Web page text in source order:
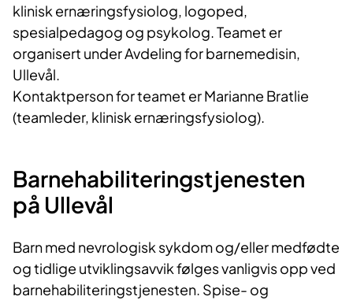
klinisk ernæringsfysiolog, logoped,
spesialpedagog og psykolog. Teamet er
organisert under Avdeling for barnemedisin,
Ullevål.
Kontaktperson for teamet er Marianne Bratlie
(teamleder, klinisk ernæringsfysiolog).
Barnehabiliteringstjenesten
på Ullevål
Barn med nevrologisk sykdom og/eller medfødte
og tidlige utviklingsavvik følges vanligvis opp ved
barnehabiliteringstjenesten. Spise- og